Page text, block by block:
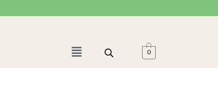
para
Menu 0
mais